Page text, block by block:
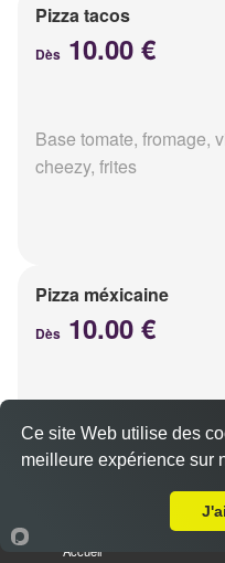
Pizza tacos
Dès 10.00 €
Base tomate, fromage,
cheezy, frites
Pizza méxicaine
Dès 10.00 €
chorizo, poivrons
Accueil
Ce site Web utilise des
meilleure expérience sur